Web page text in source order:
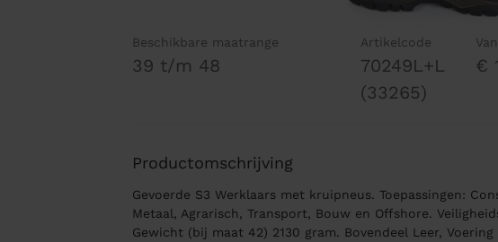
Beschikbare maatrange
39 t/m 48
Artikelcode
70249L+L
(33265)
€
Productomschrijving
Gevoerde S3 Werklaars met kruipneus. Toepassingen:
Metaal, Agrarisch, Transport, Bouw en Offshore.
Gewicht (bij maat 42) 2130 gram. Bovendeel Leer, Voering